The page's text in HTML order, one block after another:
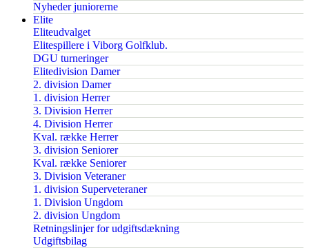
Nyheder juniorerne
Elite
Eliteudvalget
Elitespillere i Viborg Golfklub.
DGU turneringer
Elitedivision Damer
2. division Damer
1. division Herrer
3. Division Herrer
4. Division Herrer
Kval. række Herrer
3. division Seniorer
Kval. række Seniorer
3. Division Veteraner
1. division Superveteraner
1. Division Ungdom
2. division Ungdom
Retningslinjer for udgiftsdækning
Udgiftsbilag